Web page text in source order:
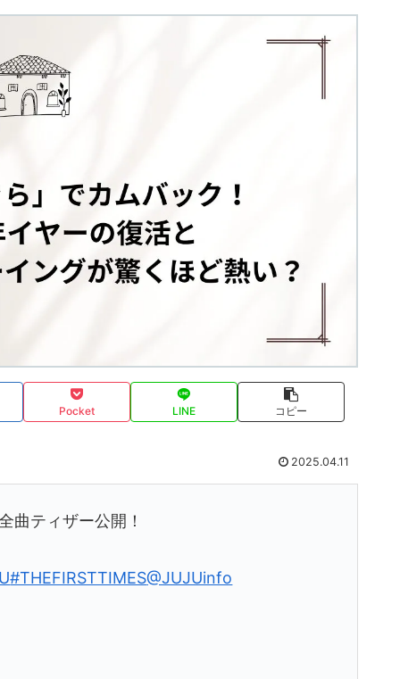
Pocket LINE コピー
2025.04.11
曲ティザー公開！
#THEFIRSTTIMES@JUJUinfo